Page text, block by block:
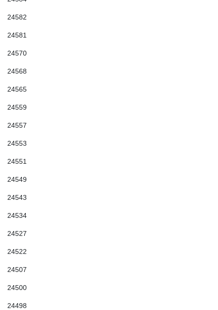
24582
24581
24570
24568
24565
24559
24557
24553
24551
24549
24543
24534
24527
24522
24507
24500
24498